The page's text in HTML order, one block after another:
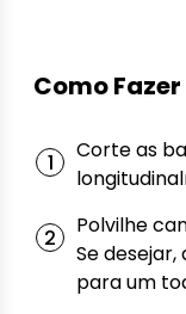
Como Fazer
Corte as
Polvilhe
Se
para um